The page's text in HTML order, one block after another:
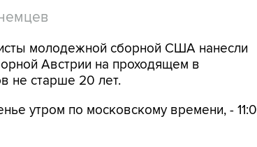
молодежной сборной США нанесли
Австрии на проходящем в
не старше 20 лет.
утром по московскому времени, - 11:0